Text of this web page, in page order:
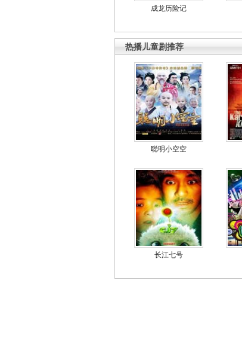
成龙历险记
热播儿童剧推荐
聪明小空空
长江七号